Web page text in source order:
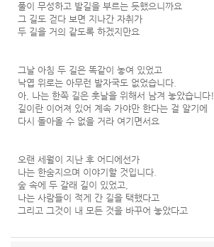
풀이 무성하고 발길을 부르는 듯했으니까요
그 길도 걷다 보면 지나간 자취가
두 길을 거의 같도록 하겠지만요
그날 아침 두 길은 똑같이 놓여 있었고
낙엽 위로는 아무런 발자국도 없었습니다.
아, 나는 한쪽 길은 훗날을 위해서 남겨 놓았습니다!
길이란 이어져 있어 계속 가야만 한다는 걸 알기에
다시 돌아올 수 없을 거라 여기면서요
오랜 세월이 지난 후 어디에선가
나는 한숨지으며 이야기할 것입니다.
숲 속에 두 갈래 길이 있었고,
나는 사람들이 적게 간 길을 택했다고
그리고 그것이 내 모든 것을 바꾸어 놓았다고